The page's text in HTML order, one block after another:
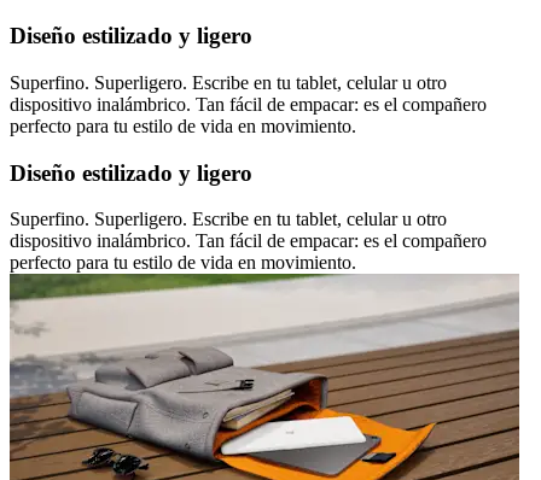
Diseño estilizado y ligero
Superfino. Superligero. Escribe en tu tablet, celular u otro
dispositivo inalámbrico. Tan fácil de empacar: es el compañero
perfecto para tu estilo de vida en movimiento.
Diseño estilizado y ligero
Superfino. Superligero. Escribe en tu tablet, celular u otro
dispositivo inalámbrico. Tan fácil de empacar: es el compañero
perfecto para tu estilo de vida en movimiento.